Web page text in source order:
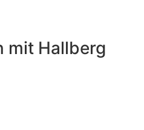
mit Hallberg